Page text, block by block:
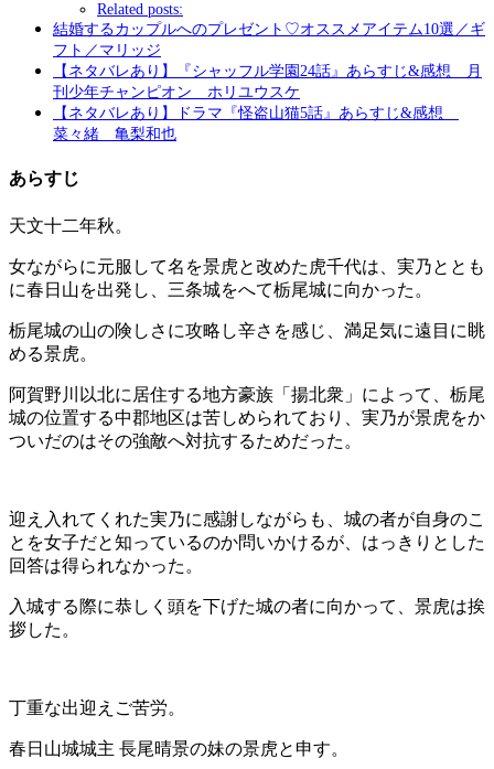
Related posts:
結婚するカップルへのプレゼント♡オススメアイテム10選／ギ
フト／マリッジ
【ネタバレあり】『シャッフル学園24話』あらすじ&感想 月
刊少年チャンピオン ホリユウスケ
【ネタバレあり】ドラマ『怪盗山猫5話』あらすじ&感想
菜々緒 亀梨和也
あらすじ
天文十二年秋。
女ながらに元服して名を景虎と改めた虎千代は、実乃ととも
に春日山を出発し、三条城をへて栃尾城に向かった。
栃尾城の山の険しさに攻略し辛さを感じ、満足気に遠目に眺
める景虎。
阿賀野川以北に居住する地方豪族「揚北衆」によって、栃尾
城の位置する中郡地区は苦しめられており、実乃が景虎をか
ついだのはその強敵へ対抗するためだった。
迎え入れてくれた実乃に感謝しながらも、城の者が自身のこ
とを女子だと知っているのか問いかけるが、はっきりとした
回答は得られなかった。
入城する際に恭しく頭を下げた城の者に向かって、景虎は挨
拶した。
丁重な出迎えご苦労。
春日山城城主 長尾晴景の妹の景虎と申す。